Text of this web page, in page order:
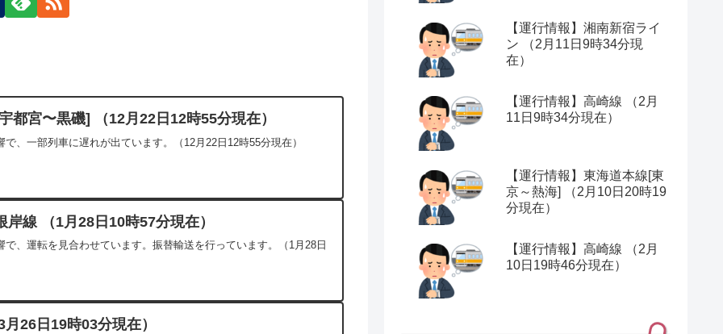
都宮〜黒磯] （12月22日12時55分現在）
、一部列車に遅れが出ています。（12月22日12時55分現在）
岸線 （1月28日10時57分現在）
で、運転を見合わせています。振替輸送を行っています。（1月28日
26日19時03分現在）
【運行情報】湘南新宿ライ
ン （2月11日9時34分現
在）
【運行情報】高崎線 （2月
11日9時34分現在）
【運行情報】東海道本線[東
京～熱海] （2月10日20時19
分現在）
【運行情報】高崎線 （2月
10日19時46分現在）